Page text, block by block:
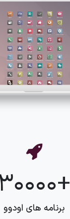
+30000
برنامه های اودوو